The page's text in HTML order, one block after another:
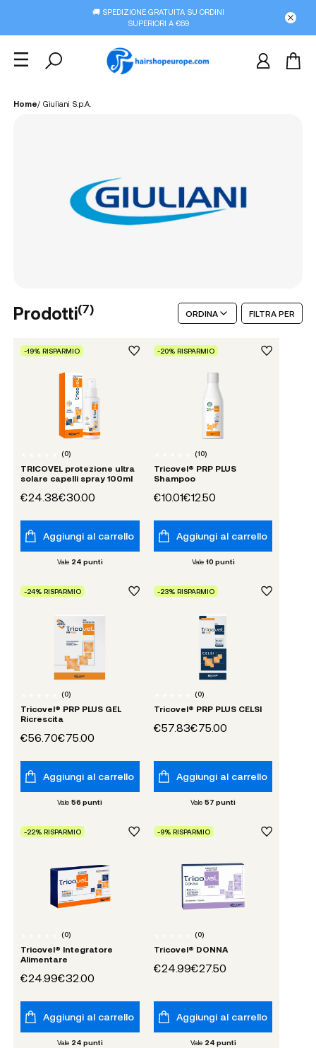
🚚 SPEDIZIONE GRATUITA SU ORDINI
SUPERIORI A €69
Home/ Giuliani S.p.A.
Prodotti(7) ORDINA FILTRA PER
-19% RISPARMIO
(0)
TRICOVEL protezione ultra
solare capelli spray 100ml
€24.38€30.00
Aggiungi al carrello
Vale 24 punti
-20% RISPARMIO
(10)
Tricovel® PRP PLUS
Shampoo
€10.01€12.50
Aggiungi al carrello
Vale 10 punti
-24% RISPARMIO
(0)
Tricovel® PRP PLUS GEL
Ricrescita
€56.70€75.00
Aggiungi al carrello
Vale 56 punti
-23% RISPARMIO
(0)
Tricovel® PRP PLUS CELSI
€57.83€75.00
Aggiungi al carrello
Vale 57 punti
-22% RISPARMIO
(0)
Tricovel® Integratore
Alimentare
€24.99€32.00
Aggiungi al carrello
Vale 24 punti
-9% RISPARMIO
(0)
Tricovel® DONNA
€24.99€27.50
Aggiungi al carrello
Vale 24 punti